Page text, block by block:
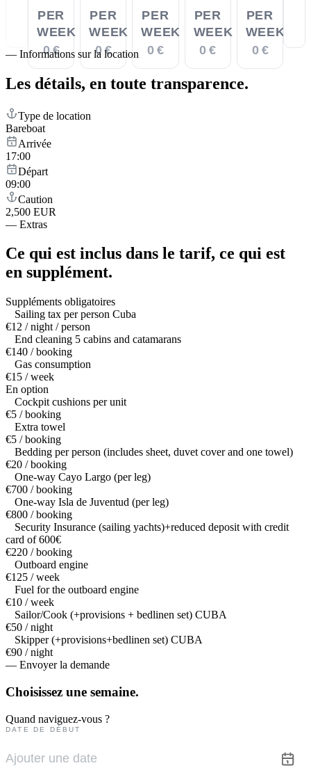
PER
WEEK
0 €
PER
WEEK
0 €
PER
WEEK
0 €
PER
WEEK
0 €
PER
WEEK
0 €
— Informations sur la location
Les détails, en toute transparence.
Type de location
Bareboat
Arrivée
17:00
Départ
09:00
Caution
2,500 EUR
— Extras
Ce qui est inclus dans le tarif, ce qui est
en supplément.
Suppléments obligatoires
Sailing tax per person Cuba
€12 / night / person
End cleaning 5 cabins and catamarans
€140 / booking
Gas consumption
€15 / week
En option
Cockpit cushions per unit
€5 / booking
Extra towel
€5 / booking
Bedding per person (includes sheet, duvet cover and one towel)
€20 / booking
One-way Cayo Largo (per leg)
€700 / booking
One-way Isla de Juventud (per leg)
€800 / booking
Security Insurance (sailing yachts)+reduced deposit with credit
card of 600€
€220 / booking
Outboard engine
€125 / week
Fuel for the outboard engine
€10 / week
Sailor/Cook (+provisions + bedlinen set) CUBA
€50 / night
Skipper (+provisions+bedlinen set) CUBA
€90 / night
— Envoyer la demande
Choisissez une semaine.
Quand naviguez-vous ?
DATE DE DÉBUT